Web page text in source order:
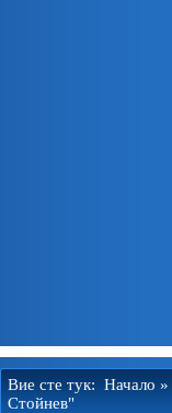
Вие сте тук: Начало »
Стойнев"